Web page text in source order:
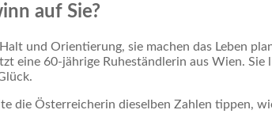
auf Sie?
und Orientierung, sie machen das Leben
eine 60-jährige Ruheständlerin aus Wien.
die Österreicherin dieselben Zahlen tippen,